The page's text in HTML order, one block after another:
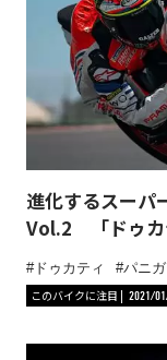
進化するスーパ
Vol.2 「ドゥカ
ドゥカティ パニ
このバイクに注目
2021/